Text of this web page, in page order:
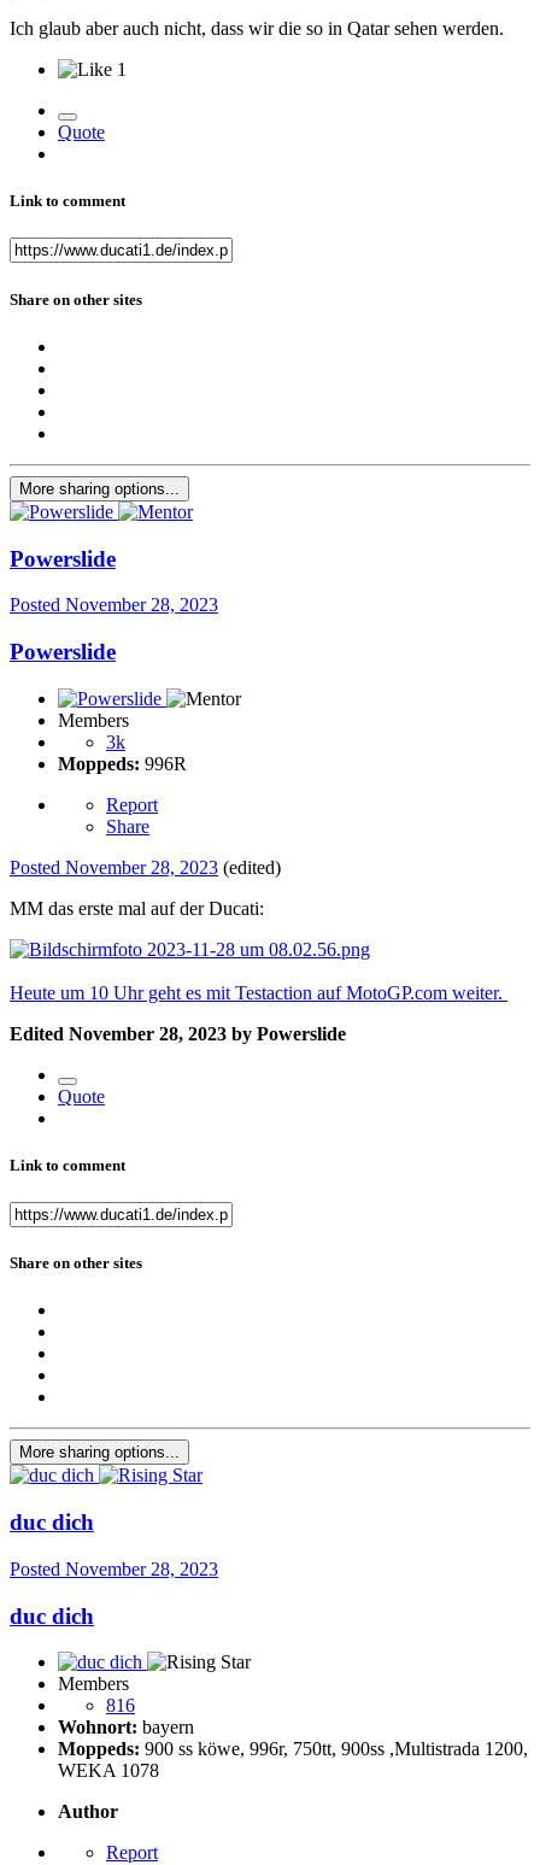
Ich glaub aber auch nicht, dass wir die so in Qatar sehen werden.
1
Quote
Link to comment
Share on other sites
More sharing options...
Powerslide
Posted November 28, 2023
Powerslide
Members
3k
Moppeds: 996R
Report
Share
Posted November 28, 2023 (edited)
MM das erste mal auf der Ducati:
Heute um 10 Uhr geht es mit Testaction auf MotoGP.com weiter.
Edited November 28, 2023 by Powerslide
Quote
Link to comment
Share on other sites
More sharing options...
duc dich
Posted November 28, 2023
duc dich
Members
816
Wohnort: bayern
Moppeds: 900 ss köwe, 996r, 750tt, 900ss ,Multistrada 1200,
WEKA 1078
Author
Report